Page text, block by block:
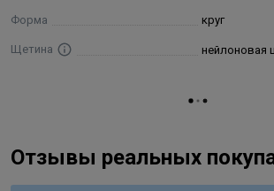
Форма круг
Щетина нейлоновая
Отзывы реальных